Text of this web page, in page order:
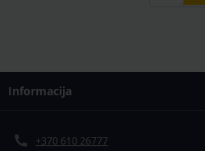
Informacija
+370 610 26777